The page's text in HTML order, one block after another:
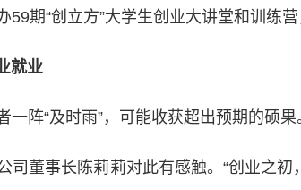
59期“创立方”大学生创业大讲堂和训练
就业
“及时雨”，可能收获超出预期的硕果
董事长陈莉莉对此有感触。“创业之初